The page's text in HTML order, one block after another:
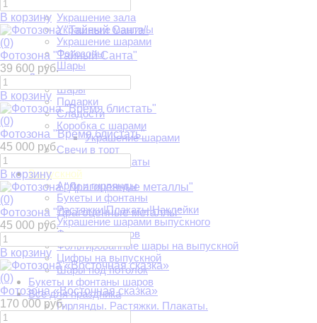
Украшение зала
Украшение машины
Украшение шарами
Фотозоны
Шары
День рождения
Шары
Подарки
Сладости
Коробка с шарами
Украшение шарами
Свечи в торт
Гирлянды|Плакаты
Выпускной
Арки и гирлянды
Букеты и фонтаны
Растяжки|Плакаты|Наклейки
Украшение шарами выпускного
Фигуры из шаров
Фольгированные шары на выпускной
Цифры на выпускной
Шары под потолок
Букеты и фонтаны шаров
Всё для праздника
Гирлянды. Растяжки. Плакаты.
В корзину
(0)
Фотозона "Тайный Санта"
39 600 руб.
В корзину
(0)
Фотозона "Время блистать"
45 000 руб.
В корзину
(0)
Фотозона "Драгоценные металлы"
45 000 руб.
В корзину
(0)
Фотозона «Восточная сказка»
170 000 руб.